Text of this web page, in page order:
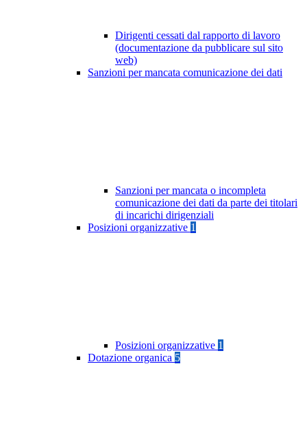
Dirigenti cessati dal rapporto di lavoro
(documentazione da pubblicare sul sito
web)
Sanzioni per mancata comunicazione dei dati
Sanzioni per mancata o incompleta
comunicazione dei dati da parte dei titolari
di incarichi dirigenziali
Posizioni organizzative 1
Posizioni organizzative 1
Dotazione organica 5